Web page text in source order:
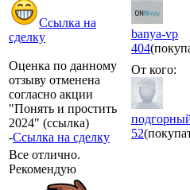
Ссылка на
сделку
banya-vp
404
Оценка по данному
отзыву отменена
согласно акции
"Понять и простить
2024" (ссылка)
-Ссылка на сделку
От кого:
52
Все отлично.
Рекомендую